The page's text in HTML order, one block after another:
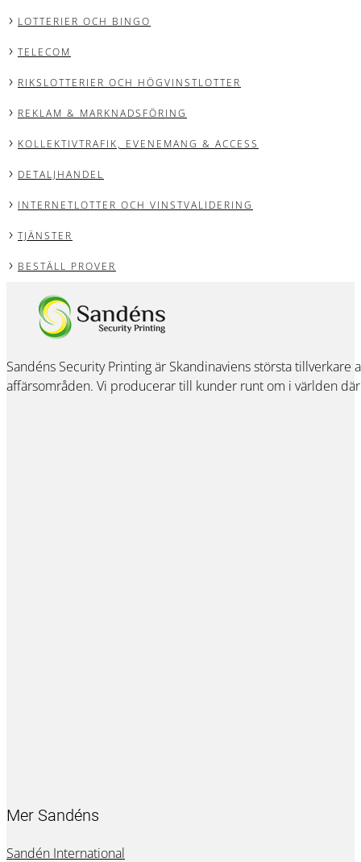
LOTTERIER OCH BINGO
TELECOM
RIKSLOTTERIER OCH HÖGVINSTLOTTER
REKLAM & MARKNADSFÖRING
KOLLEKTIVTRAFIK, EVENEMANG & ACCESS
DETALJHANDEL
INTERNETLOTTER OCH VINSTVALIDERING
TJÄNSTER
BESTÄLL PROVER
Sandéns Security Printing är Skandinaviens största
affärsområden. Vi producerar till kunder runt om i världen
Mer Sandéns
Sandén International